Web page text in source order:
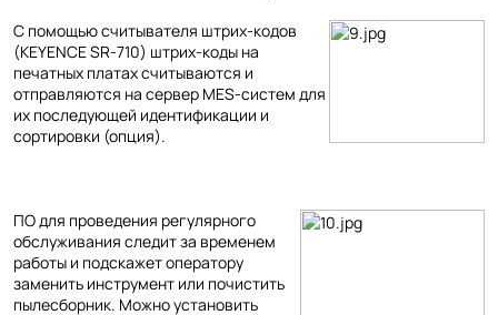
С помощью считывателя штрих-кодов
(KEYENCE SR-710) штрих-коды на
печатных платах считываются и
отправляются на сервер MES-систем для
их последующей идентификации и
сортировки (опция).
ПО для проведения регулярного
обслуживания следит за временем
работы и подскажет оператору
заменить инструмент или почистить
пылесборник. Можно установить